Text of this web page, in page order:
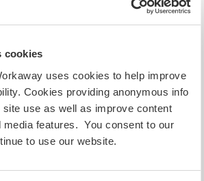
cookies
uses cookies to help improve
Cookies providing anonymous info
site use as well as improve content
media features. You consent to our
to use our website.
fibra o sea buen servicio de datos.
aparcar